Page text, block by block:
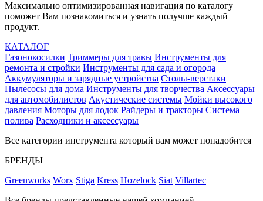
Максимально оптимизированная навигация по каталогу
поможет Вам познакомиться и узнать получше каждый
продукт.
КАТАЛОГ
Газонокосилки Триммеры для травы Инструменты для
ремонта и стройки Инструменты для сада и огорода
Аккумуляторы и зарядные устройства Столы-верстаки
Пылесосы для дома Инструменты для творчества Аксессуары
для автомобилистов Акустические системы Мойки высокого
давления Моторы для лодок Райдеры и тракторы Система
полива Расходники и аксессуары
Все категории инструмента который вам может понадобится
БРЕНДЫ
Greenworks Worx Stiga Kress Hozelock Siat Villartec